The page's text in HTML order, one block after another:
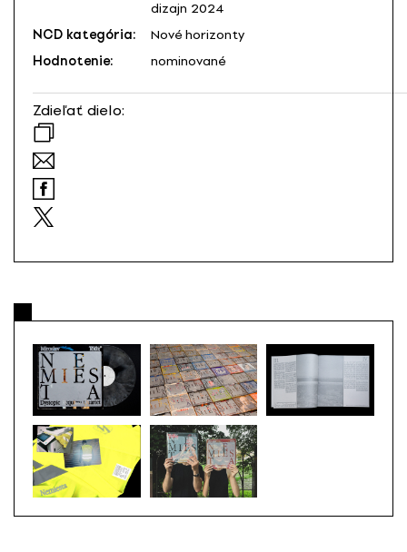
dizajn 2024
NCD kategória:
Nové horizonty
Hodnotenie:
nominované
Zdieľať dielo: